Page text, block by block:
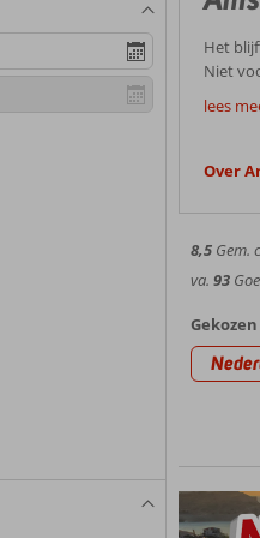
Het
Niet
door
met
vlak bij
Naast
ben je
fijne
Voor
Huis,
en de
te
In onze
lees
Over
8,5Gem.
va. 93